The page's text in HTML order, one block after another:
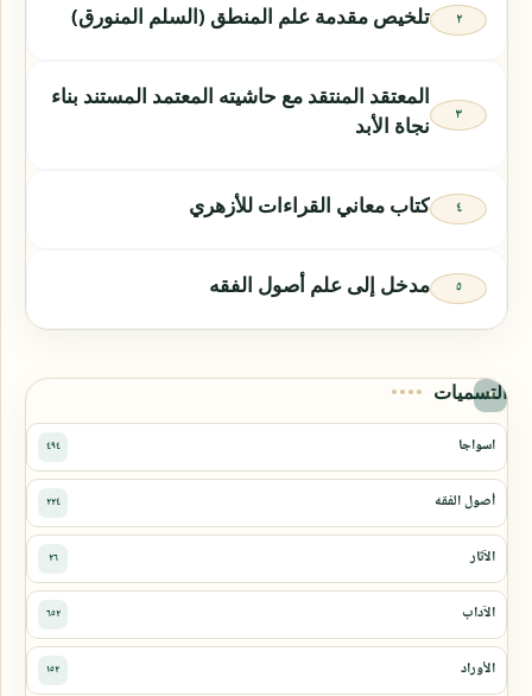
تلخيص مقدمة علم المنطق (السلم المنورق)
المعتقد المنتقد مع حاشيته المعتمد المستند بناء
نجاة الأبد
كتاب معاني القراءات للأزهري
مدخل إلى علم أصول الفقه
التسميات